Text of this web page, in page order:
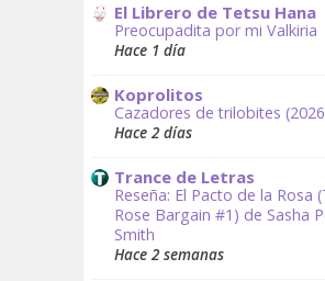
El Librero de Tetsu Hana
Preocupadita por mi Valkiria
Hace 1 día
Koprolitos
Cazadores de trilobites
Hace 2 días
Trance de Letras
Reseña: El Pacto de la Rosa
Rose Bargain #1) de Sasha
Smith
Hace 2 semanas